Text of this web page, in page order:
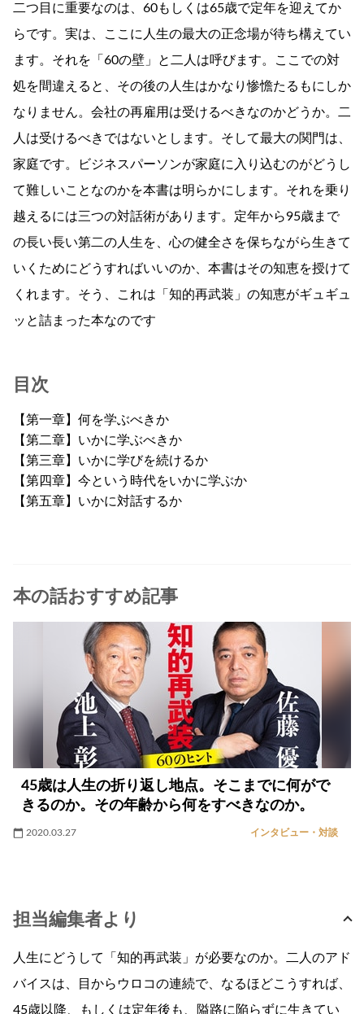
二つ目に重要なのは、60もしくは65歳で定年を迎えてか
らです。実は、ここに人生の最大の正念場が待ち構えてい
ます。それを「60の壁」と二人は呼びます。ここでの対
処を間違えると、その後の人生はかなり惨憺たるもにしか
なりません。会社の再雇用は受けるべきなのかどうか。二
人は受けるべきではないとします。そして最大の関門は、
家庭です。ビジネスパーソンが家庭に入り込むのがどうし
て難しいことなのかを本書は明らかにします。それを乗り
越えるには三つの対話術があります。定年から95歳まで
の長い長い第二の人生を、心の健全さを保ちながら生きて
いくためにどうすればいいのか、本書はその知恵を授けて
くれます。そう、これは「知的再武装」の知恵がギュギュ
ッと詰まった本なのです
目次
【第一章】何を学ぶべきか
【第二章】いかに学ぶべきか
【第三章】いかに学びを続けるか
【第四章】今という時代をいかに学ぶか
【第五章】いかに対話するか
本の話おすすめ記事
45歳は人生の折り返し地点。そこまでに何がで
きるのか。その年齢から何をすべきなのか。
2020.03.27 インタビュー・対談
担当編集者より
人生にどうして「知的再武装」が必要なのか。二人のアド
バイスは、目からウロコの連続で、なるほどこうすれば、
45歳以降、もしくは定年後も、隘路に陥らずに生きてい